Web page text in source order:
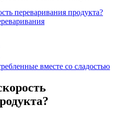
переваривания продукта?
вместе со сладостью